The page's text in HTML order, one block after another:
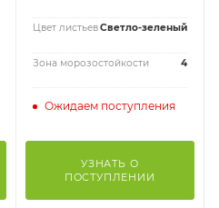
Цвет листьевСветло-зеленый
Зона морозостойкости 4
Ожидаем поступления
УЗНАТЬ О
ПОСТУПЛЕНИИ